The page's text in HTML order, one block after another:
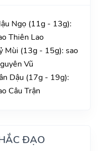
Ngọ (11g - 13g):
Thiên Lao
Mùi (13g - 15g): sao
Vũ
Dậu (17g - 19g):
Câu Trận
ĐẠO